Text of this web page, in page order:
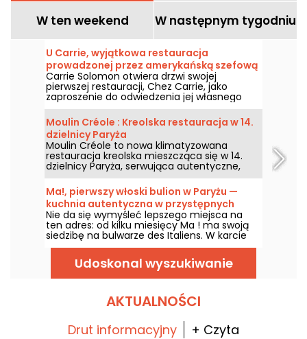
W ten weekend W następnym tygodniu
U Carrie, wyjątkowa restauracja
prowadzonej przez amerykańską szefową
Kuchni, Carrie Solomon, w Paryżu
Carrie Solomon otwiera drzwi swojej
pierwszej restauracji, Chez Carrie, jako
zaproszenie do odwiedzenia jej własnego
domu i skosztowania dań, które
amerykańska szefowa kuchni przygotowała
z myślą o gościach, łącząc kalifornijskie
inspiracje z włoskimi produktami.
Moulin Créole : Kreolska restauracja w 14.
dzielnicy Paryża
Moulin Créole to nowa klimatyzowana
restauracja kreolska mieszcząca się w 14.
dzielnicy Paryża, serwująca autentyczne,
smaczne dania o smakach Antyli i Réunion.
Otwarte 7 dni w tygodniu od 7:00 do 23:30 z
nieprzerwaną obsługą, miejsce oferuje także
Happy Hour, kreolski brunch w każdą
niedzielę oraz wieczory pełne zabawy z
muzyką i tańcem w każdy piątek i sobotę
wieczorem.
Ma!, pierwszy włoski bulion w Paryżu —
kuchnia autentyczna w przystępnych
cenach
Nie da się wymyśleć lepszego miejsca na
ten adres: od kilku miesięcy Ma ! ma swoją
siedzibę na bulwarze des Italiens. W karcie
autentyczna kuchnia, która przywołuje
paryskie smaki Włoch, przy tym pozostając
w przystępnych cenach.
Udoskonal wyszukiwanie
AKTUALNOŚCI
Drut informacyjny + Czyta